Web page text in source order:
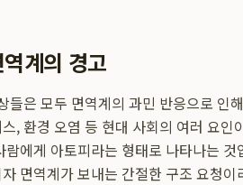
계의 경고
들은 모두 면역계의 과민 반응으로 인
, 환경 오염 등 현대 사회의 여러 요인
에게 아토피라는 형태로 나타나는 것
면역계가 보내는 간절한 구조 요청이